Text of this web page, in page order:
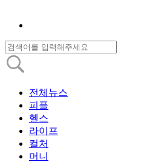
전체뉴스
피플
헬스
라이프
컬처
머니